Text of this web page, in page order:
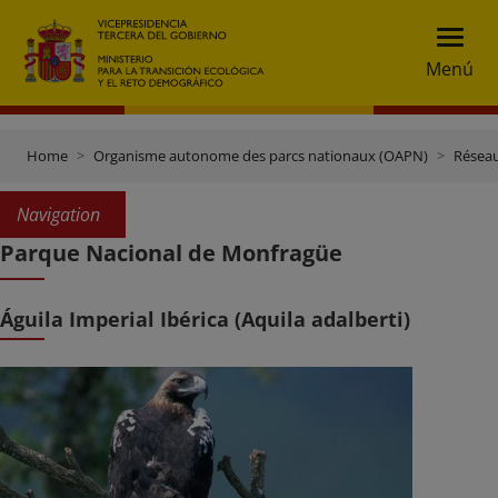
Menú
Home Organisme autonome des parcs nationaux (OAPN)
Navigation
Parque Nacional de Monfragüe
Águila Imperial Ibérica (Aquila adalberti)